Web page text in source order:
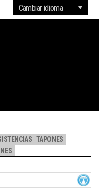
TAPONES